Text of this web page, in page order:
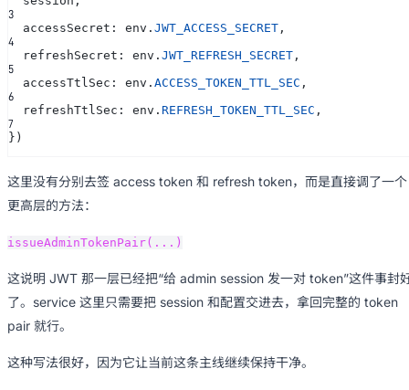
3
accessSecret: env. JWT_ACCESS_SECRET ,
4
refreshSecret: env. JWT_REFRESH_SECRET ,
5
accessTtlSec: env. ACCESS_TOKEN_TTL_SEC ,
6
refreshTtlSec: env. REFRESH_TOKEN_TTL_SEC ,
7
})
这里没有分别去签 access token 和 refresh token，而是直接调了一个
更高层的方法：
issueAdminTokenPair(...)
这说明 JWT 那一层已经把“给 admin session 发一对 token”这件事封
了。service 这里只需要把 session 和配置交进去，拿回完整的 token
pair 就行。
这种写法很好，因为它让当前这条主线继续保持干净。